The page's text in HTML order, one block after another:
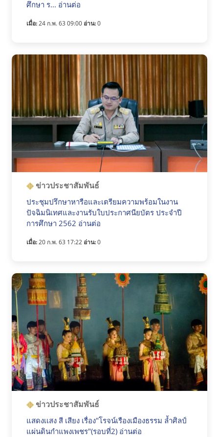
ศึกษา ร... อ่านต่อ
เมื่อ:24 ก.พ. 63 09:00 อ่าน:0
ข่าวประชาสัมพันธ์
ประชุมปรึกษาหารือและเตรียมความพร้อมในงาน
ปัจฉิมนิเทศและงานรับใบประกาศนียบัตร ประจำปี
การศึกษา 2562 อ่านต่อ
เมื่อ:20 ก.พ. 63 17:22 อ่าน:0
ข่าวประชาสัมพันธ์
แสดงเเสง สี เสียง เรื่อง"โรจน์เรืองเมืองธรรม ล้ำศิลป์
แผ่นดินกำแพงเพชร"(รอบที่2) อ่านต่อ